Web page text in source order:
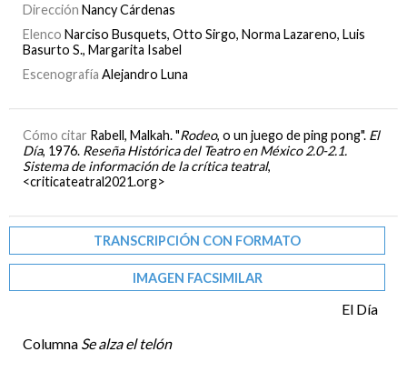
Dirección Nancy Cárdenas
Elenco Narciso Busquets, Otto Sirgo, Norma Lazareno, Luis
Basurto S., Margarita Isabel
Escenografía Alejandro Luna
Cómo citar Rabell, Malkah. "Rodeo, o un juego de ping pong". El
Día, 1976. Reseña Histórica del Teatro en México 2.0-2.1.
Sistema de información de la crítica teatral,
<criticateatral2021.org>
TRANSCRIPCIÓN CON FORMATO
IMAGEN FACSIMILAR
El Día
Columna Se alza el telón